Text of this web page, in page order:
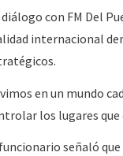
diálogo con FM Del
internacional
en un mundo
los lugares
señaló